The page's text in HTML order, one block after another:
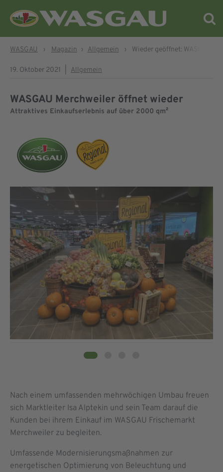
WASGAU › Magazin › Allgemein › Wieder geöffnet: WASGAU
19. Oktober 2021 Allgemein
WASGAU Merchweiler öffnet wieder
Attraktives Einkaufserlebnis auf über 2000 qm²
Nach einem umfassenden mehrwöchigen Umbau freuen
sich Marktleiter Isa Alptekin und sein Team darauf die
Kunden bei ihrem Einkauf im WASGAU Frischemarkt
Merchweiler zu begleiten.
Umfassende Modernisierungsmaßnahmen zur
energetischen Optimierung von Beleuchtung und